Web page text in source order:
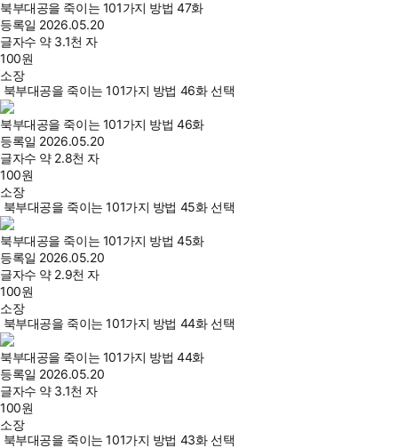
북부대공을 죽이는 101가지 방법 47화
등록일 2026.05.20
글자수 약 3.1천 자
100원
소장
북부대공을 죽이는 101가지 방법 46화 선택
북부대공을 죽이는 101가지 방법 46화
등록일 2026.05.20
글자수 약 2.8천 자
100원
소장
북부대공을 죽이는 101가지 방법 45화 선택
북부대공을 죽이는 101가지 방법 45화
등록일 2026.05.20
글자수 약 2.9천 자
100원
소장
북부대공을 죽이는 101가지 방법 44화 선택
북부대공을 죽이는 101가지 방법 44화
등록일 2026.05.20
글자수 약 3.1천 자
100원
소장
북부대공을 죽이는 101가지 방법 43화 선택